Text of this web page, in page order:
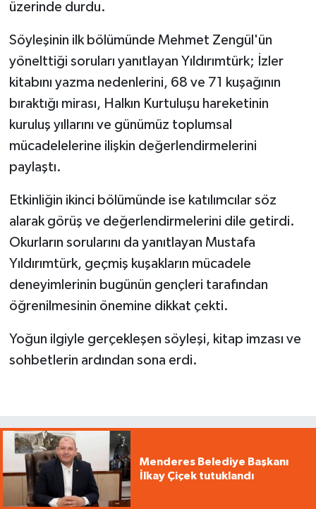
üzerinde durdu.
Söyleşinin ilk bölümünde Mehmet Zengül'ün
yönelttiği soruları yanıtlayan Yıldırımtürk; İzler
kitabını yazma nedenlerini, 68 ve 71 kuşağının
bıraktığı mirası, Halkın Kurtuluşu hareketinin
kuruluş yıllarını ve günümüz toplumsal
mücadelelerine ilişkin değerlendirmelerini
paylaştı.
Etkinliğin ikinci bölümünde ise katılımcılar söz
alarak görüş ve değerlendirmelerini dile getirdi.
Okurların sorularını da yanıtlayan Mustafa
Yıldırımtürk, geçmiş kuşakların mücadele
deneyimlerinin bugünün gençleri tarafından
öğrenilmesinin önemine dikkat çekti.
Yoğun ilgiyle gerçekleşen söyleşi, kitap imzası ve
sohbetlerin ardından sona erdi.
Menderes Belediye Başkanı
İlkay Çiçek tutuklandı